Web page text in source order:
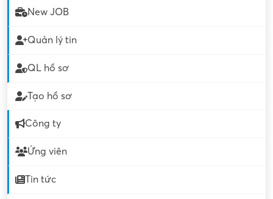
New JOB
Quản lý tin
QL hồ sơ
Tạo hồ sơ
Công ty
Ứng viên
Tin tức